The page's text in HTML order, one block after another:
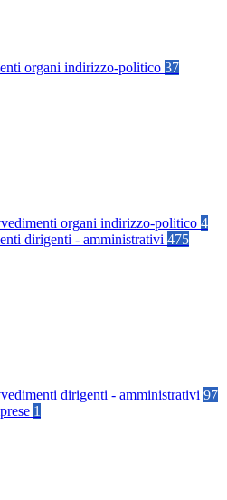
organi indirizzo-politico 37
organi indirizzo-politico 4
dirigenti - amministrativi 475
dirigenti - amministrativi 97
1